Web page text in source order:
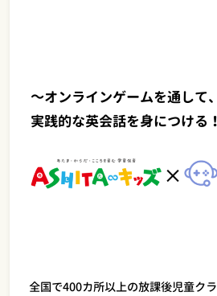
～オンラインゲームを通して
実践的な英会話を身につける
全国で400カ所以上の放課後児童ク